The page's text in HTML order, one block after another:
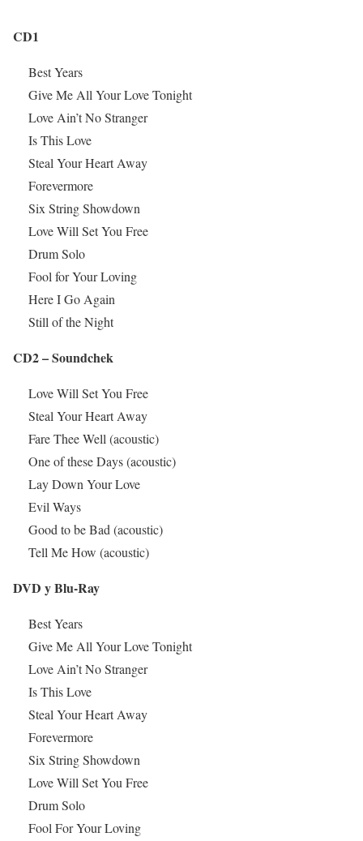
CD1
Best Years
Give Me All Your Love Tonight
Love Ain’t No Stranger
Is This Love
Steal Your Heart Away
Forevermore
Six String Showdown
Love Will Set You Free
Drum Solo
Fool for Your Loving
Here I Go Again
Still of the Night
CD2 – Soundchek
Love Will Set You Free
Steal Your Heart Away
Fare Thee Well (acoustic)
One of these Days (acoustic)
Lay Down Your Love
Evil Ways
Good to be Bad (acoustic)
Tell Me How (acoustic)
DVD y Blu-Ray
Best Years
Give Me All Your Love Tonight
Love Ain’t No Stranger
Is This Love
Steal Your Heart Away
Forevermore
Six String Showdown
Love Will Set You Free
Drum Solo
Fool For Your Loving